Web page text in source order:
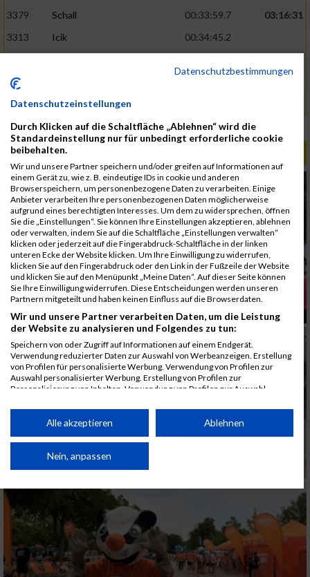
3379
Schall 00:33:59.7
03:16:31
3313
Icik
00:34:45.2
3248
3327
Kobal
Rang:144.
ALBUM B2RUN MÜNCHEN / 15.07.2026
Datenschutzbestimmungen
Datenschutzeinstellungen
Durch Klicken auf die Schaltfläche „Ablehnen“ wird die
Standardeinstellung nur für unbedingt erforderliche cookie
beibehalten.
Wir und unsere Partner speichern und/oder greifen auf Informationen auf
einem Gerät zu, wie z. B. eindeutige IDs in cookie und anderen
Browserspeichern, um personenbezogene Daten zu verarbeiten. Einige
Anbieter verarbeiten Ihre personenbezogenen Daten möglicherweise
aufgrund eines berechtigten Interesses. Um dem zu widersprechen, öffnen
Sie die „Einstellungen“. Sie können Ihre Einstellungen akzeptieren, ablehnen
oder verwalten, indem Sie auf die Schaltfläche „Einstellungen verwalten“
klicken oder jederzeit auf die Fingerabdruck-Schaltfläche in der linken
unteren Ecke der Website klicken. Um Ihre Einwilligung zu widerrufen,
klicken Sie auf den Fingerabdruck oder den Link in der Fußzeile der Website
und klicken Sie auf den Menüpunkt „Meine Daten“. Auf dieser Seite können
Sie Ihre Einwilligung widerrufen. Diese Entscheidungen werden unseren
Partnern mitgeteilt und haben keinen Einfluss auf die Browserdaten.
Wir und unsere Partner verarbeiten Daten, um die Leistung
der Website zu analysieren und Folgendes zu tun:
Speichern von oder Zugriff auf Informationen auf einem Endgerät.
Verwendung reduzierter Daten zur Auswahl von Werbeanzeigen. Erstellung
von Profilen für personalisierte Werbung. Verwendung von Profilen zur
Auswahl personalisierter Werbung. Erstellung von Profilen zur
Personalisierung von Inhalten. Verwendung von Profilen zur Auswahl
Performance von Inhalten. Analyse von Zielgruppen durch Statistiken oder
Kombinationen von Daten aus verschiedenen Quellen. Entwicklung und
von Inhalten.
Daten können außerhalb der Europäischen Union weitergegeben und in die
Partnerliste anzeigen (1 IAB-Anbieter)
Wir nutzen Ihre Daten für folgende Zwecke:
IAB-Verarbeitungszwecke:
Alle akzeptieren Ablehnen
Nein, anpassen